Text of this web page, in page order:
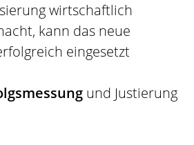
wirtschaftlich
kann das neue
eingesetzt
und Justierung